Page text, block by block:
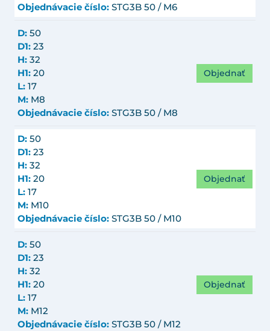
Objednávacie číslo: STG3B 50 / M6
D: 50
D1: 23
H: 32
H1: 20
L: 17
M: M8
Objednávacie číslo: STG3B 50 / M8
Objednať
D: 50
D1: 23
H: 32
H1: 20
L: 17
M: M10
Objednávacie číslo: STG3B 50 / M10
Objednať
D: 50
D1: 23
H: 32
H1: 20
L: 17
M: M12
Objednávacie číslo: STG3B 50 / M12
Objednať